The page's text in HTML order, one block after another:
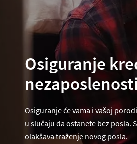
Osiguranje
nezaposlenosti
Osiguranje će vama i vašoj
u slučaju da ostanete bez
olakšava traženje novog posla.